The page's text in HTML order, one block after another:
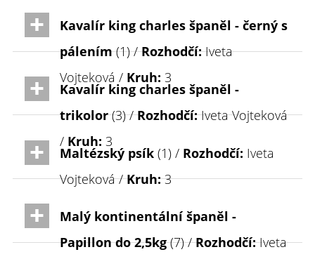
Kavalír king charles španěl - černý s
pálením(1) /Rozhodčí:Iveta
Vojteková / Kruh: 3
Kavalír king charles španěl -
trikolor(3) /Rozhodčí:Iveta Vojteková
/ Kruh: 3
Maltézský psík (1) / Rozhodčí: Iveta
Vojteková /Kruh:3
Malý kontinentální španěl -
Papillon do 2,5kg(7) /Rozhodčí:Iveta